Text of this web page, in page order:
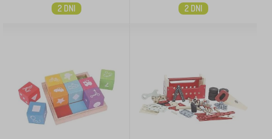
2 DNI 2 DNI